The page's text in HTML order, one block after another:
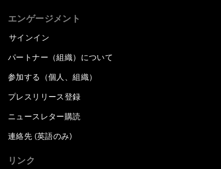
エンゲージメント
サインイン
パートナー（組織）について
参加する（個人、組織）
プレスリリース登録
ニュースレター購読
連絡先 (英語のみ)
リンク